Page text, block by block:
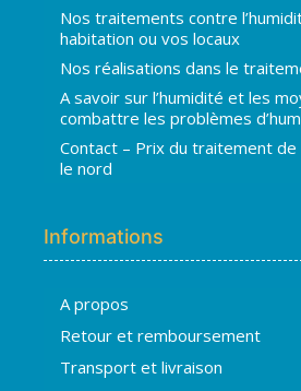
Nos traitements contre
habitation ou vos locaux
Nos réalisations dans le
A savoir sur l’humidité et les
combattre les problèmes
Contact – Prix du traitement de
le nord
Informations
A propos
Retour et remboursement
Transport et livraison
En ligne · répond en